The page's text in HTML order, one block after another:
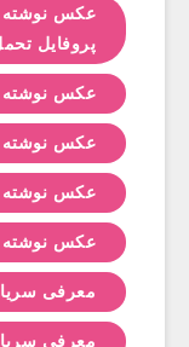
عکس نوشته
پروفایل
عکس نوشته
عکس نوشته
عکس نوشته
عکس نوشته
معرفی
معرفی